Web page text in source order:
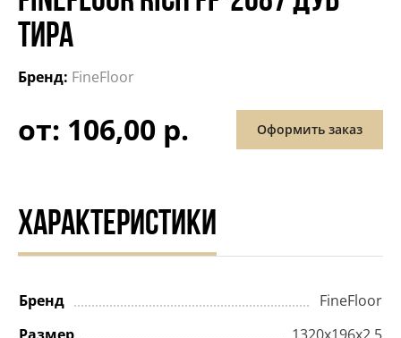
ТИРА
Бренд: FineFloor
от: 106,00 р. Оформить заказ
ХАРАКТЕРИСТИКИ
Бренд
FineFloor